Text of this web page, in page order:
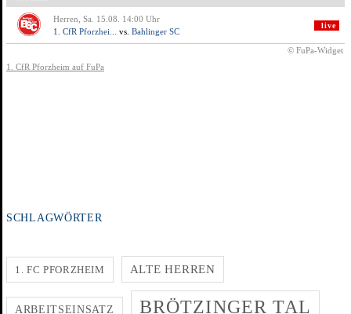
SCHLAGWÖRTER
1. FC PFORZHEIM ALTE HERREN
ARBEITSEINSATZ BRÖTZINGER TAL